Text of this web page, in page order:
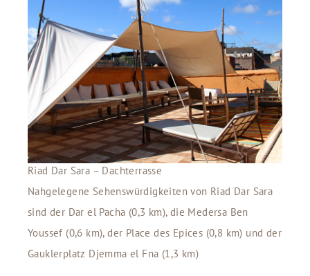
Riad Dar Sara – Dachterrasse
Nahgelegene Sehenswürdigkeiten von Riad Dar Sara
sind der Dar el Pacha (0,3 km), die Medersa Ben
Youssef (0,6 km), der Place des Epices (0,8 km) und der
Gauklerplatz Djemma el Fna (1,3 km)